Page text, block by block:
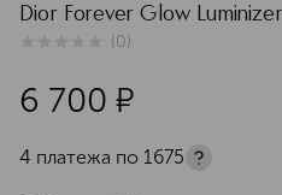
Dior Forever Glow
(0)
6 700 ¤
4 платежа по 1675